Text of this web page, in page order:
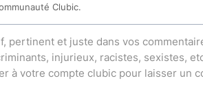
Clubic.